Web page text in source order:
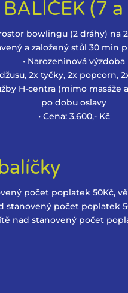
BALÍČEK (7
bowlingu (2 dráhy) na
a založený stůl 30 min
• Narozeninová výzdoba
džusu, 2x tyčky, 2x popcorn,
H-centra (mimo
po dobu oslavy
• Cena: 3.600,- Kč
počet poplatek 50Kč,
stanovený počet poplatek
nad stanovený počet